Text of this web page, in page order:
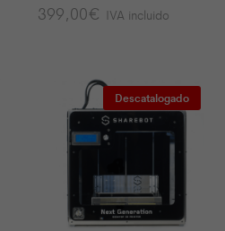
399,00€ IVA incluido
Descatalogado